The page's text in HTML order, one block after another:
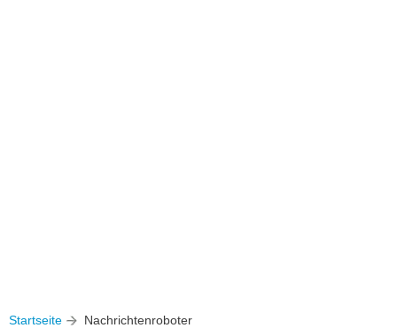
Startseite Nachrichtenroboter